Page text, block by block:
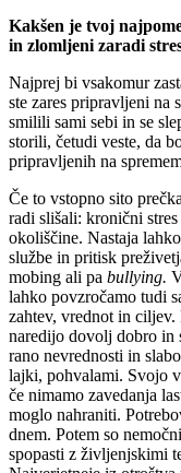
Kakšen je tvoj
in zlomljeni zaradi
Najprej bi vsakomur
ste zares pripravljeni na
smilili sami sebi in se
storili, četudi veste, da
pripravljenih na
Če to vstopno sito
radi slišali: kronični
okoliščine. Nastaja
službe in pritisk
mobing ali pa bullying.
lahko povzročamo tudi
zahtev, vrednot in ciljev.
naredijo dovolj dobro in
rano nevrednosti in
lajki, pohvalami. Svojo
če nimamo zavedanja
moglo nahraniti.
dnem. Potem so
spopasti z življenjskimi